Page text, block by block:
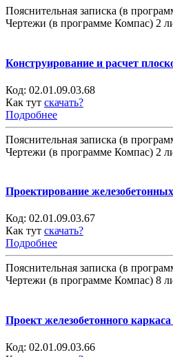
Пояснительная записка (в
Чертежи (в программе Компас) 2
Конструирование и расчет
Код: 02.01.09.03.68
Как тут скачать?
Подробнее
Пояснительная записка (в
Чертежи (в программе Компас) 2
Проектирование
Код: 02.01.09.03.67
Как тут скачать?
Подробнее
Пояснительная записка (в
Чертежи (в программе Компас) 8
Проект железобетонного
Код: 02.01.09.03.66